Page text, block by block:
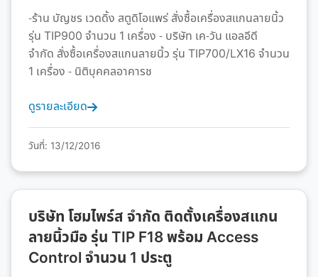
-ร้าน บัญชร เวดดิ้ง สตูดิโอแพร่ สั่งซื้อเครื่องสแกนลายนิ้ว
รุ่น TIP900 จำนวน 1 เครื่อง - บริษัท เค-วัน แอลอีดี
จำกัด สั่งซื้อเครื่องสแกนลายนิ้ว รุ่น TIP700/LX16 จำนวน
1 เครื่อง - นิติบุคคลอาคารช
ดูรายละเอียด
วันที่: 13/12/2016
บริษัท โฮมไพร์ส จำกัด ติดตั้งเครื่องสแกน
ลายนิ้วมือ รุ่น TIP F18 พร้อม Access
Control จำนวน 1 ประตู